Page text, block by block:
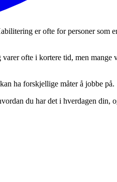
er ofte for personer som
ofte i kortere tid, men
ha forskjellige måter å jobbe på.
du har det i hverdagen din,